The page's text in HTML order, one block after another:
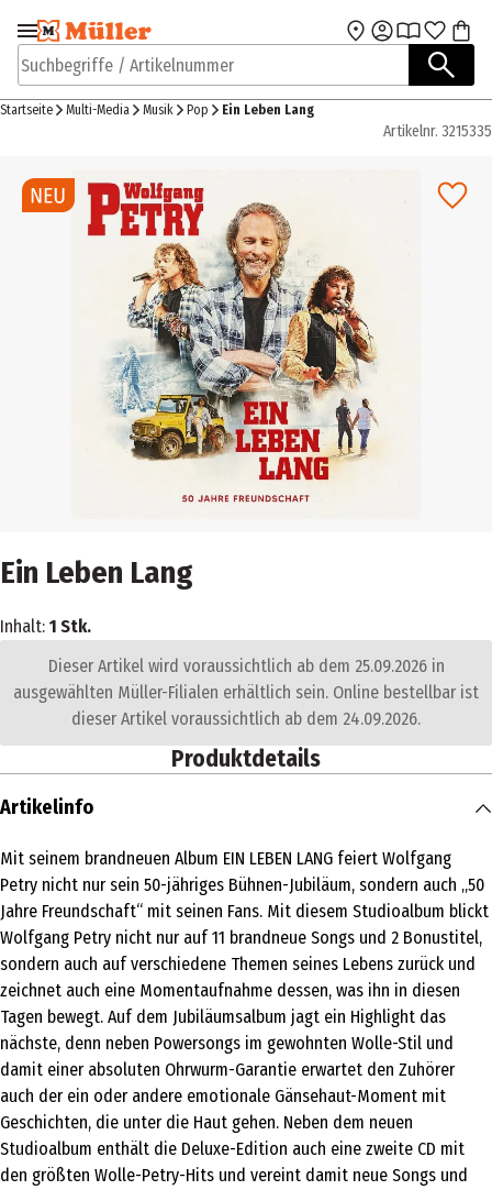
Zur Navigation
springen
Zum Hauptinhalt
Suchbegriffe / Artikelnummer
Startseite Multi-Media Musik Pop Ein Leben Lang
Artikelnr. 3215335
Ein Leben Lang
Inhalt: 1 Stk.
Dieser Artikel wird voraussichtlich ab dem 25.09.2026 in
ausgewählten Müller-Filialen erhältlich sein. Online bestellbar ist
dieser Artikel voraussichtlich ab dem 24.09.2026.
Produktdetails
Artikelinfo
Mit seinem brandneuen Album EIN LEBEN LANG feiert Wolfgang
Petry nicht nur sein 50-jähriges Bühnen-Jubiläum, sondern auch „50
Jahre Freundschaft“ mit seinen Fans. Mit diesem Studioalbum blickt
Wolfgang Petry nicht nur auf 11 brandneue Songs und 2 Bonustitel,
sondern auch auf verschiedene Themen seines Lebens zurück und
zeichnet auch eine Momentaufnahme dessen, was ihn in diesen
Tagen bewegt. Auf dem Jubiläumsalbum jagt ein Highlight das
nächste, denn neben Powersongs im gewohnten Wolle-Stil und
damit einer absoluten Ohrwurm-Garantie erwartet den Zuhörer
auch der ein oder andere emotionale Gänsehaut-Moment mit
Geschichten, die unter die Haut gehen. Neben dem neuen
Studioalbum enthält die Deluxe-Edition auch eine zweite CD mit
den größten Wolle-Petry-Hits und vereint damit neue Songs und